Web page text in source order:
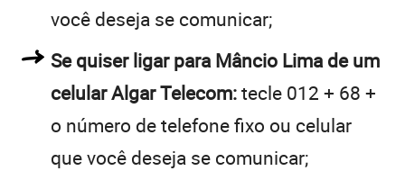
você deseja se comunicar;
Se quiser ligar para Mâncio Lima de um
celular Algar Telecom:tecle 012 + 68 +
o número de telefone fixo ou celular
que você deseja se comunicar;